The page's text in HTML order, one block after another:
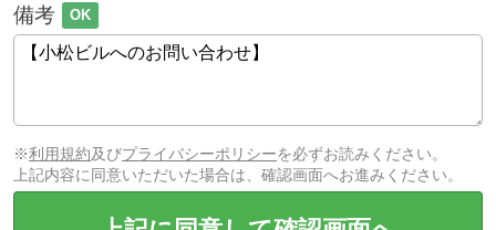
備考 OK
※利用規約及びプライバシーポリシーを必ずお読みください。
上記内容に同意いただいた場合は、確認画面へお進みください。